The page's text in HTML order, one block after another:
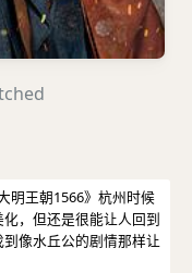
明王朝1566》杭州时候
，但还是很能让人回到
像水丘公的剧情那样让